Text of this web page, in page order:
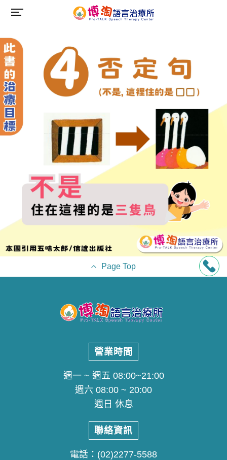
Page Top
營業時間
週一 ~ 週五 08:00~21:00
週六 08:00 ~ 20:00
週日 休息
聯絡資訊
電話： (02)2277-5588